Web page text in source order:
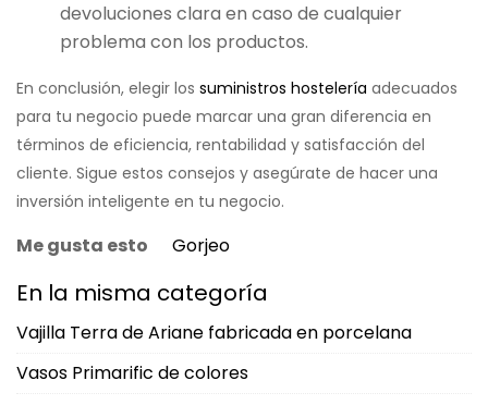
devoluciones clara en caso de cualquier
problema con los productos.
En conclusión, elegir los suministros hostelería adecuados
para tu negocio puede marcar una gran diferencia en
términos de eficiencia, rentabilidad y satisfacción del
cliente. Sigue estos consejos y asegúrate de hacer una
inversión inteligente en tu negocio.
Me gusta esto Gorjeo
En la misma categoría
Vajilla Terra de Ariane fabricada en porcelana
Vasos Primarific de colores